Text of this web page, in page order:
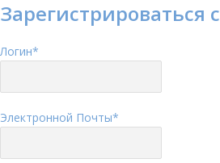
Зарегистрироваться
Логин*
Электронной Почты*